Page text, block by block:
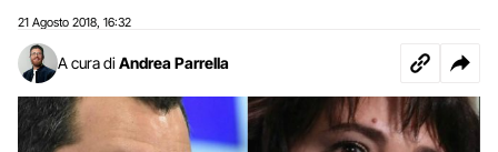
21 Agosto 2018 16:32
A cura di Andrea Parrella